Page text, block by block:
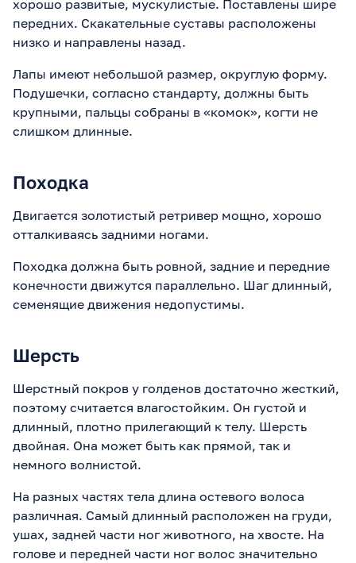
хорошо развитые, мускулистые. Поставлены шире
передних. Скакательные суставы расположены
низко и направлены назад.
Лапы имеют небольшой размер, округлую форму.
Подушечки, согласно стандарту, должны быть
крупными, пальцы собраны в «комок», когти не
слишком длинные.
Походка
Двигается золотистый ретривер мощно, хорошо
отталкиваясь задними ногами.
Походка должна быть ровной, задние и передние
конечности движутся параллельно. Шаг длинный,
семенящие движения недопустимы.
Шерсть
Шерстный покров у голденов достаточно жесткий,
поэтому считается влагостойким. Он густой и
длинный, плотно прилегающий к телу. Шерсть
двойная. Она может быть как прямой, так и
немного волнистой.
На разных частях тела длина остевого волоса
различная. Самый длинный расположен на груди,
ушах, задней части ног животного, на хвосте. На
голове и передней части ног волос значительно